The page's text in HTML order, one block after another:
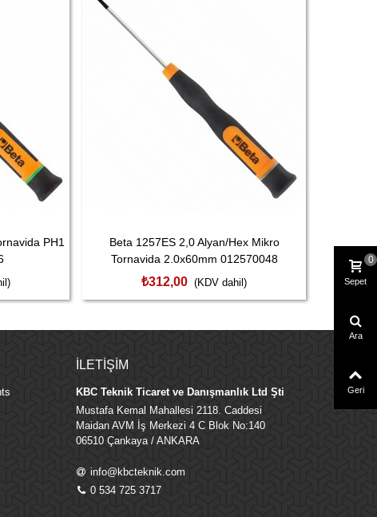
PH1
Beta 1257ES 2,0 Alyan/Hex Mikro
Tornavida 2.0x60mm 012570048
₺312,00 (KDV dahil)
İLETIŞIM
KBC Teknik Ticaret ve Danışmanlık Ltd Şti
Mustafa Kemal Mahallesi 2118. Caddesi
Maidan AVM İş Merkezi 4 C Blok No:140
06510 Çankaya / ANKARA
info@kbcteknik.com
0 534 725 3717
Sepet
0
Ara
Geri